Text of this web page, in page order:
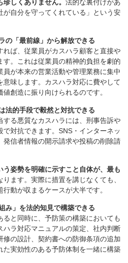
珍しくありません。法的な裏付けがあ
が自分を守ってくれている」という安
の「最前線」から解放できる
れば、従業員がカスハラ顧客と直接や
す。これは従業員の精神的負担を劇的
が本来の営業活動や管理業務に集中
意味します。カスハラ対応に費やして
創造に振り向けられるのです。
法的手段で毅然と対抗できる
する悪質なカスハラには、刑事告訴や
対抗できます。SNS・インターネッ
発信者情報の開示請求や投稿の削除請
う姿勢を明確に示すこと自体が、最も
ります。実際に措置を講じなくても、
動が収まるケースが大半です。
み」を法的知見で構築できる
と同時に、予防策の構築においても
ハラ対応マニュアルの策定、社内判断
修の設計、契約書への防御条項の追加
た実効性のある予防体制を一緒に構築